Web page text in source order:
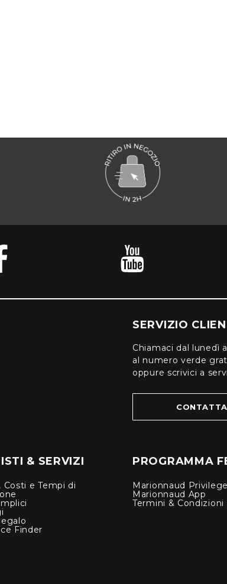
SERVIZIO
Chiamaci dal lunedì
al numero verde
oppure scrivici a
& SERVIZI
Costi e Tempi di
Finder
PROGRAMMA
Marionnaud Privilege
Marionnaud App
Termini & Condizioni